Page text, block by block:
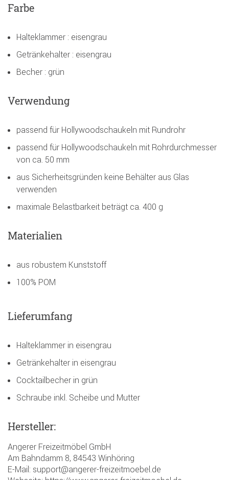
Farbe
Halteklammer : eisengrau
Getränkehalter : eisengrau
Becher : grün
Verwendung
passend für Hollywoodschaukeln mit Rundrohr
passend für Hollywoodschaukeln mit Rohrdurchmesser
von ca. 50 mm
aus Sicherheitsgründen keine Behälter aus Glas
verwenden
maximale Belastbarkeit beträgt ca. 400 g
Materialien
aus robustem Kunststoff
100% POM
Lieferumfang
Halteklammer in eisengrau
Getränkehalter in eisengrau
Cocktailbecher in grün
Schraube inkl. Scheibe und Mutter
Hersteller:
Angerer Freizeitmöbel GmbH
Am Bahndamm 8, 84543 Winhöring
E-Mail: support@angerer-freizeitmoebel.de